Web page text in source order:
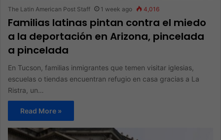
The Latin American Post Staff 1 week ago 4,016
Familias latinas pintan contra el miedo
a la deportación en Arizona, pincelada
a pincelada
En Tucson, familias inmigrantes que temen visitar iglesias,
escuelas o tiendas encuentran refugio en casa gracias a La
Ristra, un…
Read More »